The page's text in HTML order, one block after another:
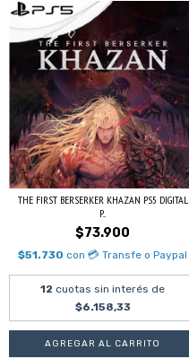
THE FIRST BERSERKER KHAZAN PS5 DIGITAL
P...
$73.900
$51.730 con 💳 Transfe o Paypal
12 cuotas sin interés de
$6.158,33